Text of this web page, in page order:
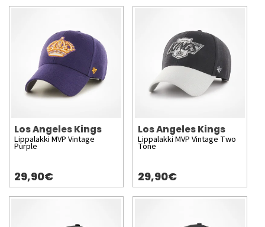
Los Angeles Kings
Lippalakki MVP Vintage
Purple
29,90€
Los Angeles Kings
Lippalakki MVP Vintage Two
Tone
29,90€